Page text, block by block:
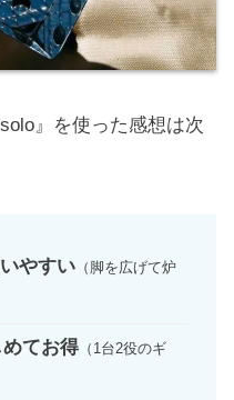
』を使った感想は次
やすい （脚を広げて炉
てお得（1台2役のギ